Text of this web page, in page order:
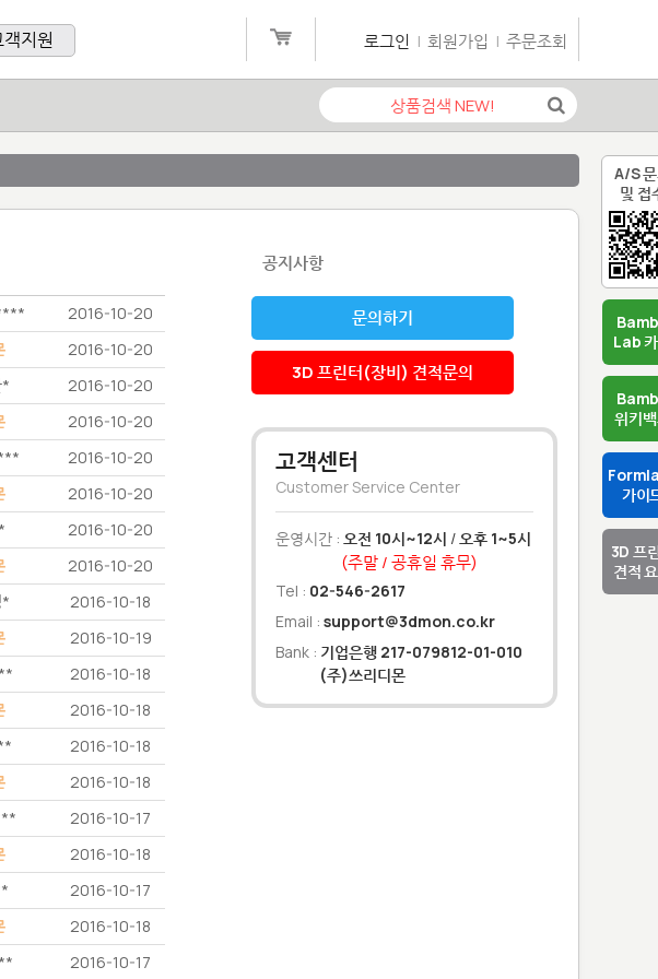
A/S
및 접
Lab
위키
가이
3D 프
견적
지원 로그인 | 회원가입 | 주문조회
2016-10-20
2016-10-20
2016-10-20
2016-10-20
2016-10-20
2016-10-20
2016-10-20
2016-10-20
2016-10-18
2016-10-19
2016-10-18
2016-10-18
2016-10-18
2016-10-18
2016-10-17
2016-10-18
2016-10-17
2016-10-18
2016-10-17
공지사항
문의하기
3D 프린터(장비) 견적문의
고객센터
Customer Service Center
운영시간 : 오전 10시~12시 /오후 1~5시
(주말 / 공휴일 휴무)
Tel : 02-546-2617
Email : support@3dmon.co.kr
Bank : 기업은행 217-079812-01-010
(주)쓰리디몬